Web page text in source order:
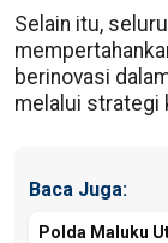
Selain itu,
berinovasi
melalui strategi
Baca Juga:
Polda Maluku